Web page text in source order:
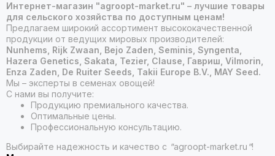
Интернет-магазин "agroopt-market.ru" – лучшие товары
для сельского хозяйства по доступным ценам!
Предлагаем широкий ассортимент высококачественной
продукции от ведущих мировых производителей:
Nunhems, Rijk Zwaan, Bejo Zaden, Seminis, Syngenta,
Hazera Genetics, Sakata, Tezier, Clause, Гавриш, Vilmorin,
Enza Zaden, De Ruiter Seeds, Takii Europe B.V., MAY Seed.
Мы – эксперты в семенах овощей!
С нами вы получите:
Продукцию премиального качества.
Оптимальные цены.
Профессиональную консультацию.
Выбирайте надежность и качество с "agroopt-market.ru "!